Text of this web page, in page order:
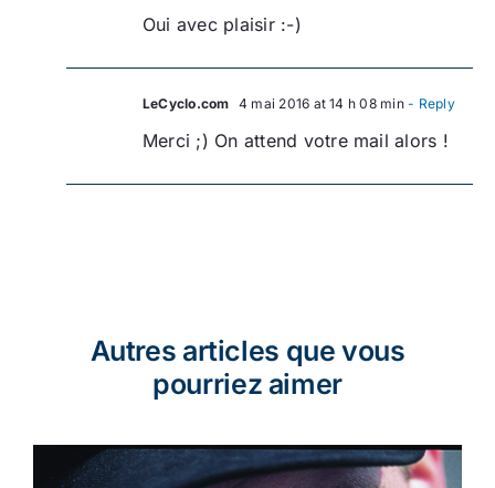
Oui avec plaisir :-)
LeCyclo.com 4 mai 2016 at 14 h 08 min- Reply
Merci ;) On attend votre mail alors !
Autres articles que vous
pourriez aimer